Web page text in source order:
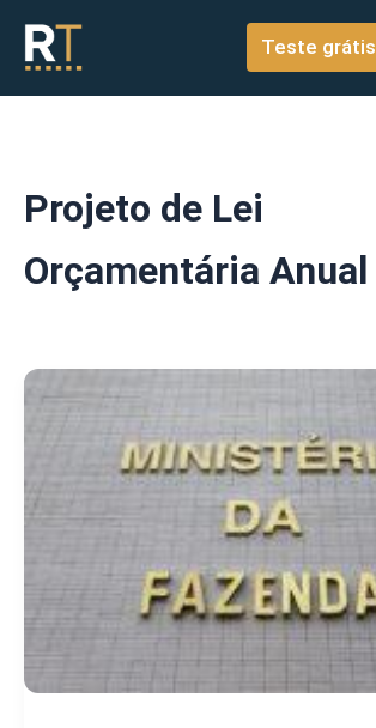
conteúdo
Teste grátis
Projeto de Lei
Orçamentária Anual